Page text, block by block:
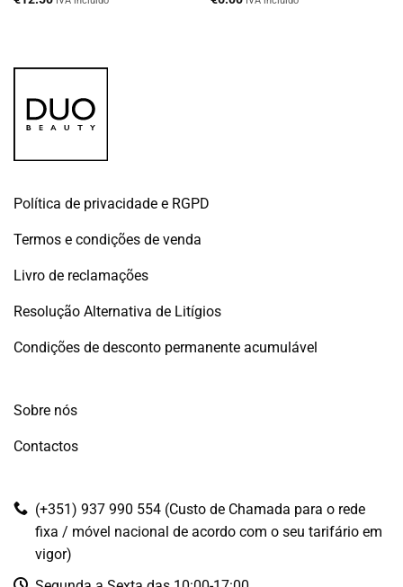
Política de privacidade e RGPD
Termos e condições de venda
Livro de reclamações
Resolução Alternativa de Litígios
Condições de desconto permanente acumulável
Sobre nós
Contactos
(+351) 937 990 554 (Custo de Chamada para o rede
fixa / móvel nacional de acordo com o seu tarifário em
vigor)